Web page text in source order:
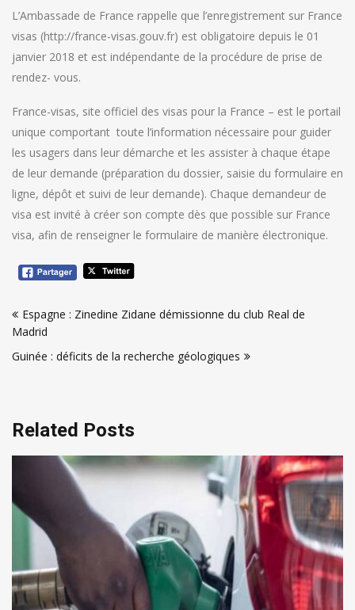
L’Ambassade de France rappelle que l’enregistrement sur France
visas (http://france-visas.gouv.fr) est obligatoire depuis le 01
janvier 2018 et est indépendante de la procédure de prise de
rendez- vous.
France-visas, site officiel des visas pour la France – est le portail
unique comportant toute l’information nécessaire pour guider
les usagers dans leur démarche et les assister à chaque étape
de leur demande (préparation du dossier, saisie du formulaire en
ligne, dépôt et suivi de leur demande). Chaque demandeur de
visa est invité à créer son compte dès que possible sur France
visa, afin de renseigner le formulaire de manière électronique.
de
l’article
Espagne : Zinedine Zidane démissionne du club Real de
Madrid
Guinée : déficits de la recherche géologiques
Related Posts